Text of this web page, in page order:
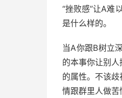
“挫败感”让A难
是什么样的。
当A你跟B树立
的本事你让别
的属性。不该
情跟群里人做苦